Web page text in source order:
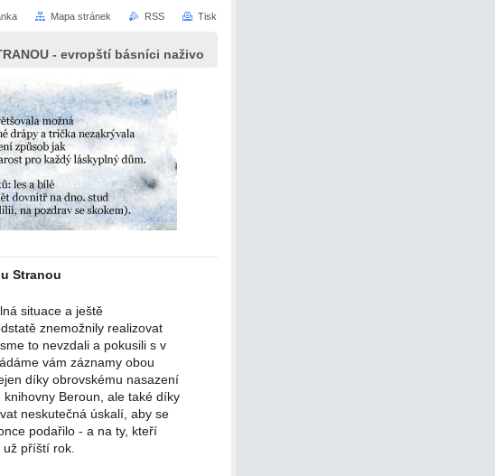
- evropští básníci naživo
Stranou
situace a ještě
znemožnily realizovat
to nevzdali a pokusili s v
vám záznamy obou
díky obrovskému nasazení
Beroun, ale také díky
neskutečná úskalí, aby se
podařilo - a na ty, kteří
příští rok.
Mapa stránek RSS Tisk